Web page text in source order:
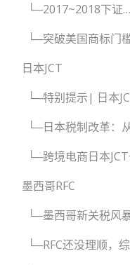
└─2017~2018下证
└─突破美国商标门
日本JCT
└─特别提示| 日本
└─日本税制改革：
└─跨境电商日本
墨西哥RFC
└─墨西哥新关税风
└─RFC还没理顺，